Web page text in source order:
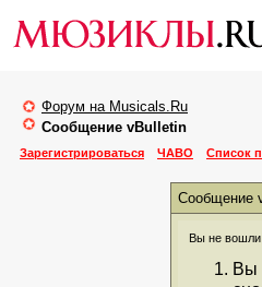
Форум на Musicals.Ru
Сообщение vBulletin
Зарегистрироваться ЧАВО Список
Сообщение
Вы не вошли
Вы